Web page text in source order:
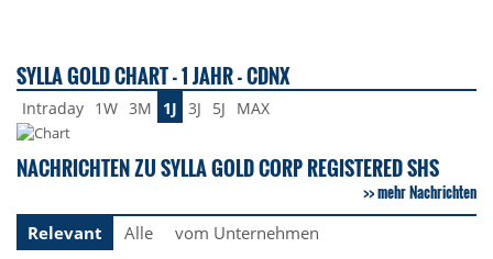
SYLLA GOLD CHART - 1 JAHR - CDNX
Intraday 1W 3M 1J 3J 5J MAX
NACHRICHTEN ZU SYLLA GOLD CORP REGISTERED SHS
mehr Nachrichten
Relevant
Alle vom Unternehmen